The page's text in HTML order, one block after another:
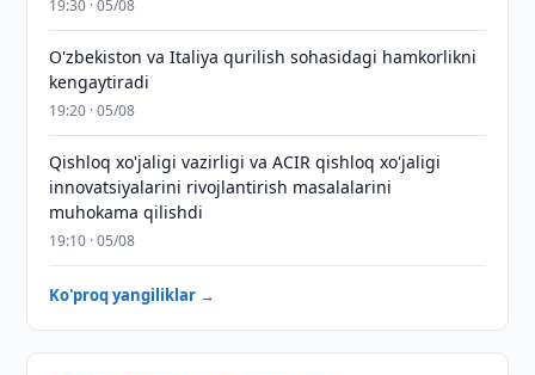
19:30 · 05/08
O'zbekiston va Italiya qurilish sohasidagi hamkorlikni
kengaytiradi
19:20 · 05/08
Qishloq xo'jaligi vazirligi va ACIR qishloq xo'jaligi
innovatsiyalarini rivojlantirish masalalarini
muhokama qilishdi
19:10 · 05/08
Ko'proq yangiliklar →